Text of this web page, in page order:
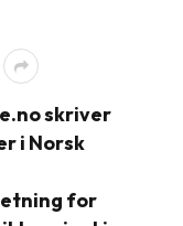
skriver
i Norsk
for